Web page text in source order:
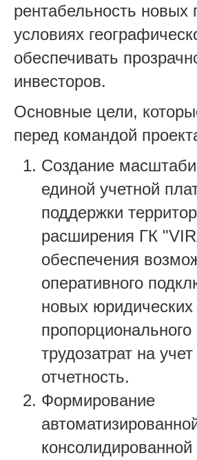
рентабельность новых
условиях
обеспечивать
инвесторов.
Основные цели,
перед командой
Создание
единой учетной
поддержки
расширения ГК
обеспечения
оперативного
новых юридических
пропорционального
трудозатрат на учет
отчетность.
Формирование
консолидированной